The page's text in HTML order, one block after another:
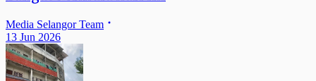
Media Selangor Team
13 Jun 2026